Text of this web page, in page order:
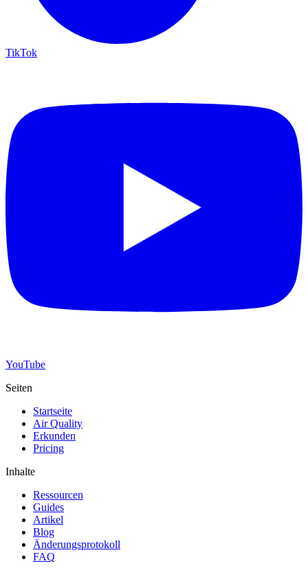
TikTok
YouTube
Seiten
Startseite
Air Quality
Erkunden
Pricing
Inhalte
Ressourcen
Guides
Artikel
Blog
Änderungsprotokoll
FAQ